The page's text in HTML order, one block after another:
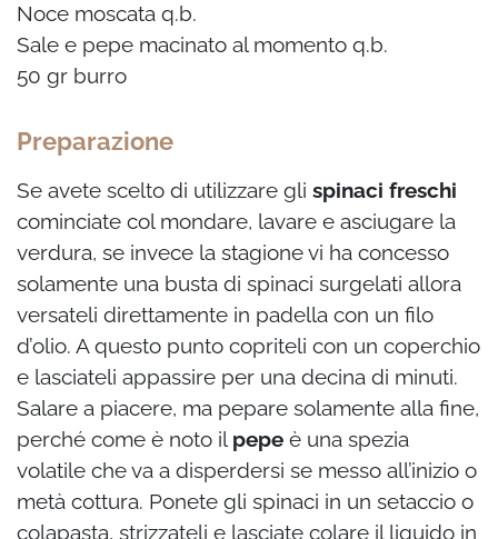
Noce moscata q.b.
Sale e pepe macinato al momento q.b.
50 gr burro
Preparazione
Se avete scelto di utilizzare gli spinaci freschi
cominciate col mondare, lavare e asciugare la
verdura, se invece la stagione vi ha concesso
solamente una busta di spinaci surgelati allora
versateli direttamente in padella con un filo
d’olio. A questo punto copriteli con un coperchio
e lasciateli appassire per una decina di minuti.
Salare a piacere, ma pepare solamente alla fine,
perché come è noto il pepe è una spezia
volatile che va a disperdersi se messo all’inizio o
metà cottura. Ponete gli spinaci in un setaccio o
colapasta, strizzateli e lasciate colare il liquido in